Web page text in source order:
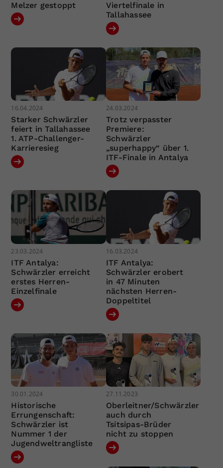
Melzer gestoppt
Viertelfinale in
Tallahassee
16.04.2024
Starker Schwärzler
feiert in Tallahassee
1. ATP-Challenger-
Karrieresieg
24.03.2024
Trotz verpasster
Premiere:
Schwärzler
„superhappy“ über 1.
ITF-Finale in Antalya
23.03.2024
ITF Antalya:
Schwärzler erreicht
erstes Herren-
Einzelfinale
16.03.2024
ITF Antalya:
Schwärzler erobert
in 47 Minuten
nächsten Herren-
Doppeltitel
30.01.2024
Historische
Errungenschaft:
Schwärzler ist
Nummer 1 der
Jugendweltrangliste
27.11.2023
Oberleitner/Schwärzler
auch durch
Tsitsipas-Brüder
nicht zu stoppen